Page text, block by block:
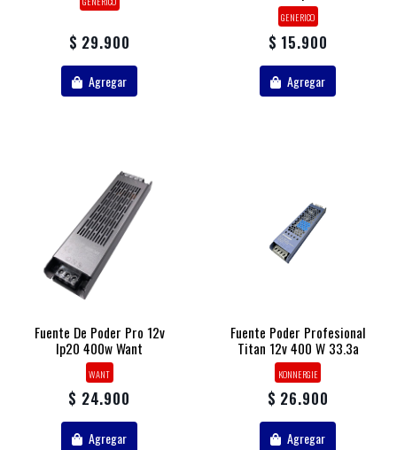
$ 29.900
Agregar
GENERICO
$ 15.900
Agregar
Fuente De Poder Pro 12v
Ip20 400w Want
WANT
$ 24.900
Agregar
Fuente Poder Profesional
Titan 12v 400 W 33.3a
KONNERGIE
$ 26.900
Agregar